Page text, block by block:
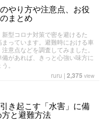
やり方や注意点、お役
まとめ
型コロナ対策で密を避けるた
っています。避難時における車
意点などを調査してみました。
があれば、きっと心強い味方に
。
ruru | 2,375 view
き起こす「水害」に備
と避難方法